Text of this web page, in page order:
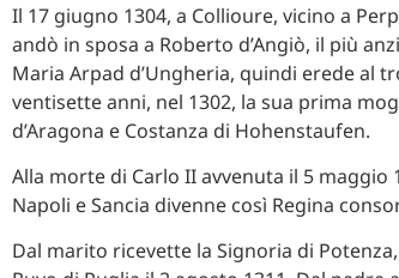
Il 17 giugno 1304, a Collioure, vicino a
andò in sposa a Roberto d’Angiò, il più
Maria Arpad d’Ungheria, quindi erede al
ventisette anni, nel 1302, la sua prima
d’Aragona e Costanza di Hohenstaufen.
Alla morte di Carlo II avvenuta il 5
Napoli e Sancia divenne così Regina
Dal marito ricevette la Signoria di